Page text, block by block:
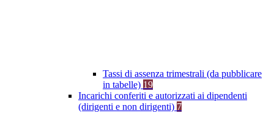
Tassi di assenza trimestrali (da pubblicare
in tabelle) 19
Incarichi conferiti e autorizzati ai dipendenti
(dirigenti e non dirigenti) 7